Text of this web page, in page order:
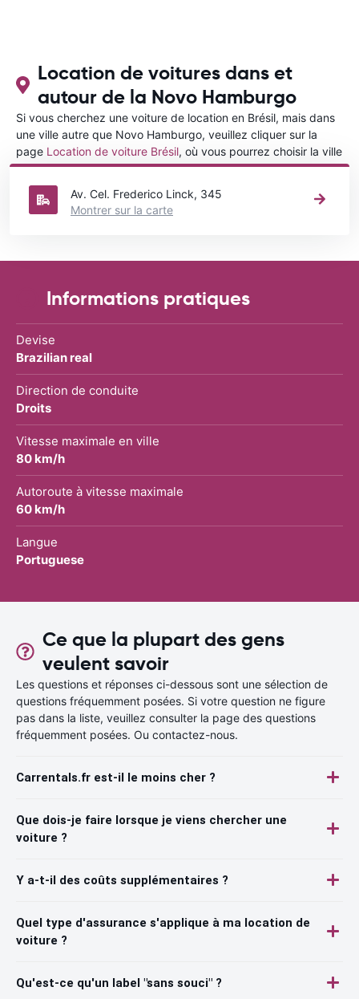
Location de voitures dans et
autour de la Novo Hamburgo
Si vous cherchez une voiture de location en Brésil, mais dans
une ville autre que Novo Hamburgo, veuillez cliquer sur la
page Location de voiture Brésil, où vous pourrez choisir la ville
dans le Brésil où vous souhaitez louer une voiture.
Av. Cel. Frederico Linck, 345
Montrer sur la carte
Informations pratiques
Devise
Brazilian real
Direction de conduite
Droits
Vitesse maximale en ville
80 km/h
Autoroute à vitesse maximale
60 km/h
Langue
Portuguese
Ce que la plupart des gens
veulent savoir
Les questions et réponses ci-dessous sont une sélection de
questions fréquemment posées. Si votre question ne figure
pas dans la liste, veuillez consulter la page des questions
fréquemment posées. Ou contactez-nous.
Carrentals.fr est-il le moins cher ?
Que dois-je faire lorsque je viens chercher une
voiture ?
Y a-t-il des coûts supplémentaires ?
Quel type d'assurance s'applique à ma location de
voiture ?
Qu'est-ce qu'un label "sans souci" ?